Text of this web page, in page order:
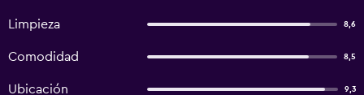
Limpieza 8,6
Comodidad 8,5
Ubicación 9,3